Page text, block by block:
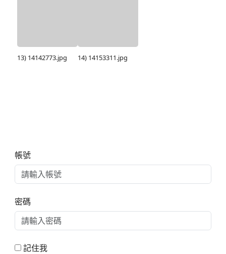
13) 14142773.jpg 14) 14153311.jpg
帳號
密碼
記住我